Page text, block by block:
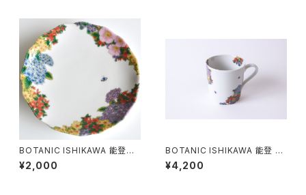
BOTANIC ISHIKAWA 能登フ
リル皿
¥2,000
BOTANIC ISHIKAWA 能登 マ
グカップ
¥4,200